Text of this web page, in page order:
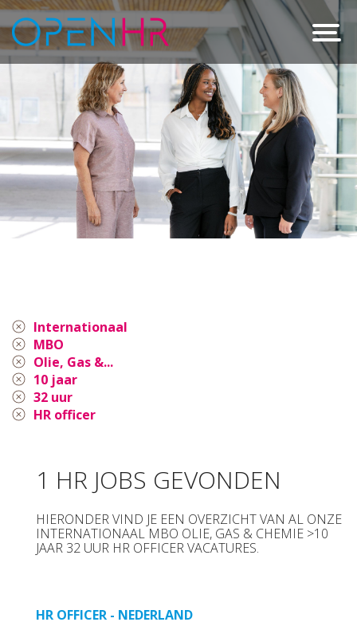
Internationaal
MBO
Olie, Gas &...
10 jaar
32 uur
HR officer
1 HR JOBS GEVONDEN
HIERONDER VIND JE EEN OVERZICHT VAN AL ONZE
INTERNATIONAAL MBO OLIE, GAS & CHEMIE >10
JAAR 32 UUR HR OFFICER VACATURES.
HR OFFICER - NEDERLAND